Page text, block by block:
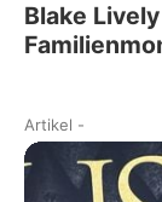
Blake
Artikel -